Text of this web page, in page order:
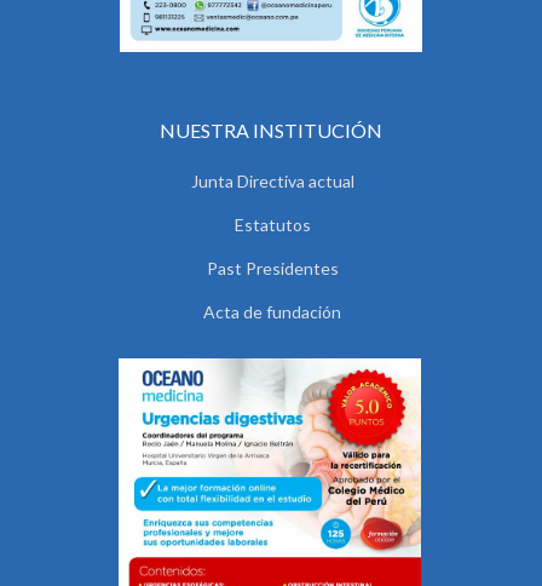
NUESTRA INSTITUCIÓN
Junta Directiva actual
Estatutos
Past Presidentes
Acta de fundación